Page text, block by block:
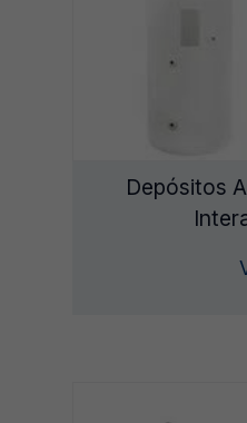
Depósitos